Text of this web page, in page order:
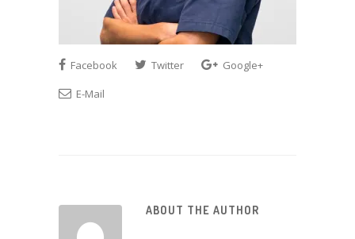
Facebook Twitter
Google+
E-Mail
ABOUT THE AUTHOR